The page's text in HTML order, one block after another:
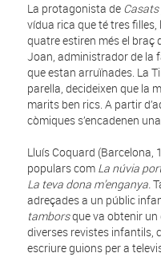
La protagonista de
vídua rica que té tres filles,
quatre estiren més el braç
Joan, administrador de la
que estan arruïnades. La
parella, decideixen que la
marits ben rics. A partir
còmiques s’encadenen
Lluís Coquard (Barcelona,
populars com La núvia
La teva dona m’enganya.
adreçades a un públic
tamborsque va obtenir un
diverses revistes infantils,
escriure guions per a